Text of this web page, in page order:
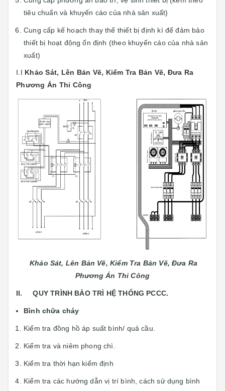
tiêu chuẩn và khuyến cáo của nhà sản xuất)
Cung cấp kế hoạch thay thế thiết bị định kì để đảm bảo
thiết bị hoạt động ổn định (theo khuyến cáo của nhà sản
xuất)
I.I Khảo Sát, Lên Bản Vẽ, Kiểm Tra Bản Vẽ, Đưa Ra
Phương Án Thi Công
Khảo Sát, Lên Bản Vẽ, Kiểm Tra Bản Vẽ, Đưa Ra
Phương Án Thi Công
II. QUY TRÌNH BẢO TRÌ HỆ THỐNG PCCC.
Bình chữa cháy
Kiểm tra đồng hồ áp suất bình/ quả cầu.
Kiểm tra và niêm phong chì.
Kiểm tra thời hạn kiểm định
Kiểm tra các hướng dẫn vị trí bình, cách sử dụng bình